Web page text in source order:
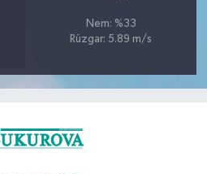
Nem: %33
Rüzgar: 5.89 m/s